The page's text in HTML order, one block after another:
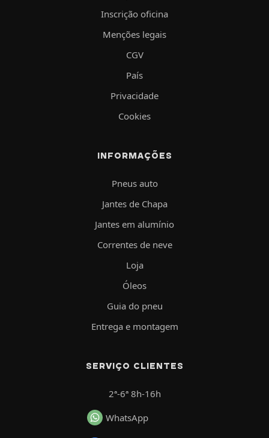
Inscrição oficina
Menções legais
CGV
País
Privacidade
Cookies
INFORMAÇÕES
Pneus auto
Jantes de Chapa
Jantes em alumínio
Correntes de neve
Loja
Óleos
Guia do pneu
Entrega e montagem
SERVIÇO CLIENTES
2ª-6ª 8h-16h
WhatsApp